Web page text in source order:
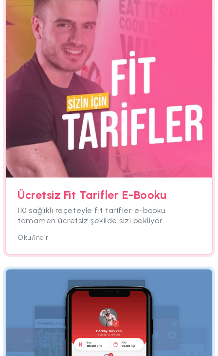
Ücretsiz Fit Tarifler E-Booku
110 sağlıklı reçeteyle fit tarifler e-booku
tamamen ücretsiz şekilde sizi bekliyor
Oku/indir